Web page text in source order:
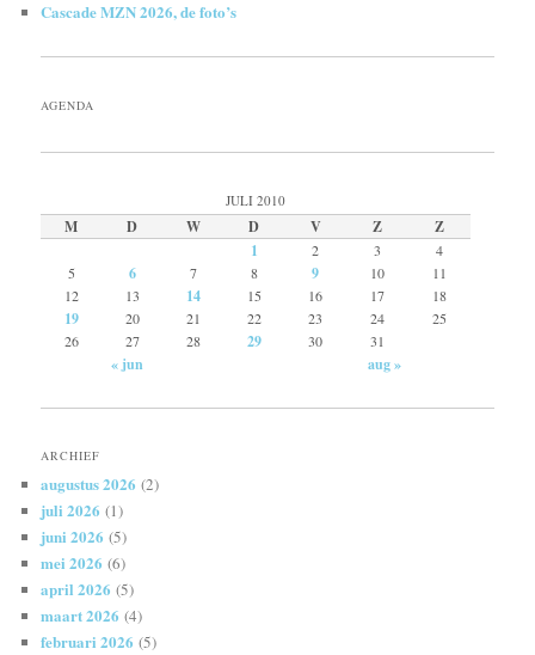
Cascade MZN 2026, de foto’s
AGENDA
JULI 2010
M D W D V Z
Z
1
2 3
4
5
6 7 8 9 10
11
12
13 14 15 16 17 18
19 20 21 22 23 24
25
26
27 28 29 30 31
« jun aug »
ARCHIEF
augustus 2026 (2)
juli 2026 (1)
juni 2026 (5)
mei 2026 (6)
april 2026 (5)
maart 2026 (4)
februari 2026 (5)